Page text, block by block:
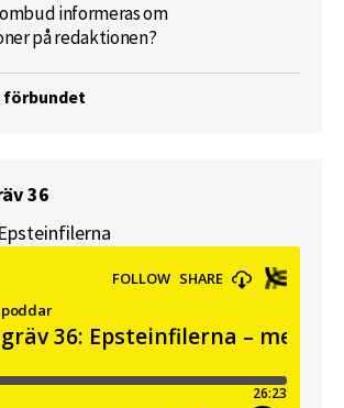
informeras om
på redaktionen?
förbundet
36